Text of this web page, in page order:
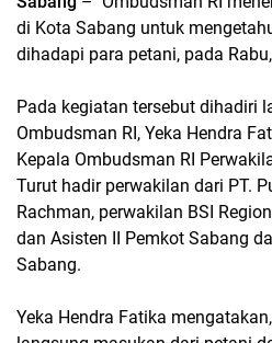
di Kota Sabang untuk
dihadapi para petani, pada
Pada kegiatan tersebut dihadiri
Ombudsman RI, Yeka Hendra
Kepala Ombudsman RI
Turut hadir perwakilan dari PT.
Rachman, perwakilan BSI
dan Asisten II Pemkot Sabang
Sabang.
Yeka Hendra Fatika